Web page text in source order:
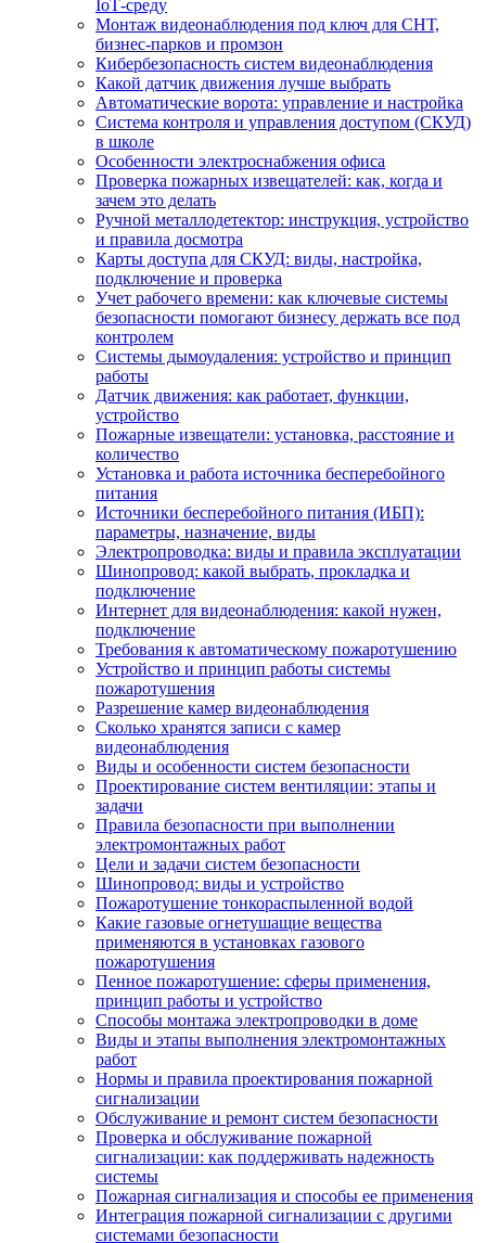
IoT‑среду
Монтаж видеонаблюдения под ключ для СНТ,
бизнес‑парков и промзон
Кибербезопасность систем видеонаблюдения
Какой датчик движения лучше выбрать
Автоматические ворота: управление и настройка
Система контроля и управления доступом (СКУД)
в школе
Особенности электроснабжения офиса
Проверка пожарных извещателей: как, когда и
зачем это делать
Ручной металлодетектор: инструкция, устройство
и правила досмотра
Карты доступа для СКУД: виды, настройка,
подключение и проверка
Учет рабочего времени: как ключевые системы
безопасности помогают бизнесу держать все под
контролем
Системы дымоудаления: устройство и принцип
работы
Датчик движения: как работает, функции,
устройство
Пожарные извещатели: установка, расстояние и
количество
Установка и работа источника бесперебойного
питания
Источники бесперебойного питания (ИБП):
параметры, назначение, виды
Электропроводка: виды и правила эксплуатации
Шинопровод: какой выбрать, прокладка и
подключение
Интернет для видеонаблюдения: какой нужен,
подключение
Требования к автоматическому пожаротушению
Устройство и принцип работы системы
пожаротушения
Разрешение камер видеонаблюдения
Сколько хранятся записи с камер
видеонаблюдения
Виды и особенности систем безопасности
Проектирование систем вентиляции: этапы и
задачи
Правила безопасности при выполнении
электромонтажных работ
Цели и задачи систем безопасности
Шинопровод: виды и устройство
Пожаротушение тонкораспыленной водой
Какие газовые огнетушащие вещества
применяются в установках газового
пожаротушения
Пенное пожаротушение: сферы применения,
принцип работы и устройство
Способы монтажа электропроводки в доме
Виды и этапы выполнения электромонтажных
работ
Нормы и правила проектирования пожарной
сигнализации
Обслуживание и ремонт систем безопасности
Проверка и обслуживание пожарной
сигнализации: как поддерживать надежность
системы
Пожарная сигнализация и способы ее применения
Интеграция пожарной сигнализации с другими
системами безопасности